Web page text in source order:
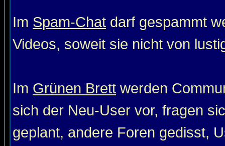
Im Spam-Chat darf gespammt
Videos, soweit sie nicht von
Im Grünen Brett werden
sich der Neu-User vor, fragen
geplant, andere Foren gedisst,